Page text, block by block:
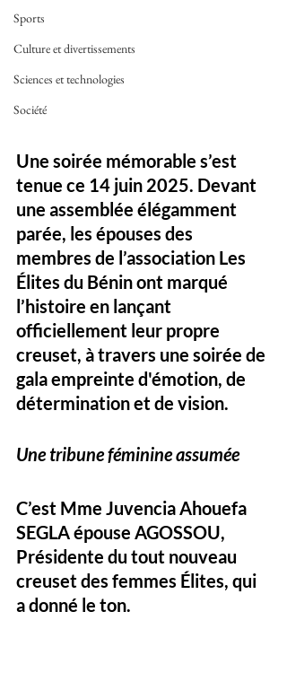
Sports
Culture et divertissements
Sciences et technologies
Société
Une soirée mémorable s’est
tenue ce 14 juin 2025. Devant
une assemblée élégamment
parée, les épouses des
membres de l’association Les
Élites du Bénin ont marqué
l’histoire en lançant
officiellement leur propre
creuset, à travers une soirée de
gala empreinte d'émotion, de
détermination et de vision.
Une tribune féminine assumée
C’est Mme Juvencia Ahouefa
SEGLA épouse AGOSSOU,
Présidente du tout nouveau
creuset des femmes Élites, qui
a donné le ton.